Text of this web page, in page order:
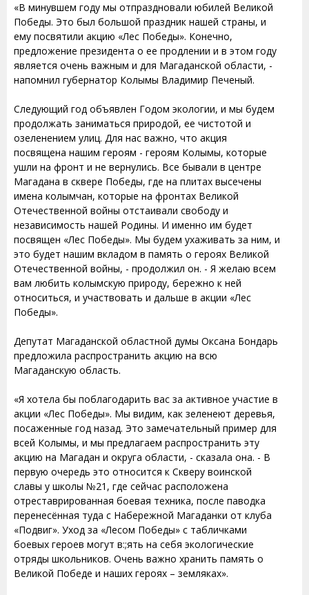
«В минувшем году мы отпраздновали юбилей Великой
Победы. Это был большой праздник нашей страны, и
ему посвятили акцию «Лес Победы». Конечно,
предложение президента о ее продлении и в этом году
является очень важным и для Магаданской области, -
напомнил губернатор Колымы Владимир Печеный.
Следующий год объявлен Годом экологии, и мы будем
продолжать заниматься природой, ее чистотой и
озеленением улиц. Для нас важно, что акция
посвящена нашим героям - героям Колымы, которые
ушли на фронт и не вернулись. Все бывали в центре
Магадана в сквере Победы, где на плитах высечены
имена колымчан, которые на фронтах Великой
Отечественной войны отстаивали свободу и
независимость нашей Родины. И именно им будет
посвящен «Лес Победы». Мы будем ухаживать за ним, и
это будет нашим вкладом в память о героях Великой
Отечественной войны, - продолжил он. - Я желаю всем
вам любить колымскую природу, бережно к ней
относиться, и участвовать и дальше в акции «Лес
Победы».
Депутат Магаданской областной думы Оксана Бондарь
предложила распространить акцию на всю
Магаданскую область.
«Я хотела бы поблагодарить вас за активное участие в
акции «Лес Победы». Мы видим, как зеленеют деревья,
посаженные год назад. Это замечательный пример для
всей Колымы, и мы предлагаем распространить эту
акцию на Магадан и округа области, - сказала она. - В
первую очередь это относится к Скверу воинской
славы у школы №21, где сейчас расположена
отреставрированная боевая техника, после паводка
перенесённая туда с Набережной Магаданки от клуба
«Подвиг». Уход за «Лесом Победы» с табличками
боевых героев могут в:;ять на себя экологические
отряды школьников. Очень важно хранить память о
Великой Победе и наших героях – земляках».